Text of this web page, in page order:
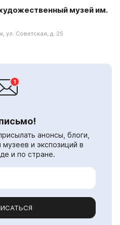
музей им.
ул. Советская, д. 25
анонсы, блоги,
и экспозиций в
и по стране.